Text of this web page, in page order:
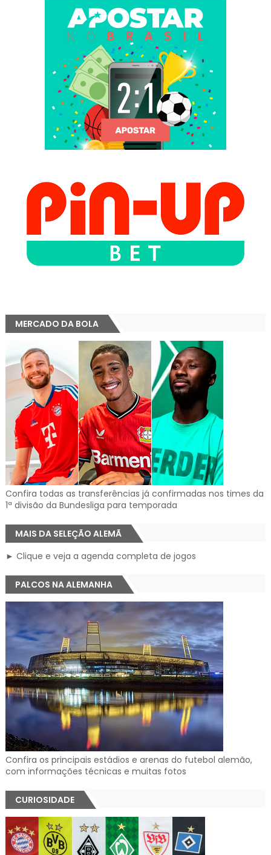
MERCADO DA BOLA
Confira todas as transferências já confirmadas nos times da
1ª divisão da Bundesliga para temporada
MAIS DA SELEÇÃO ALEMÃ
► Clique e veja a agenda completa de jogos
PALCOS NA ALEMANHA
Confira os principais estádios e arenas do futebol alemão,
com informações técnicas e muitas fotos
CURIOSIDADE